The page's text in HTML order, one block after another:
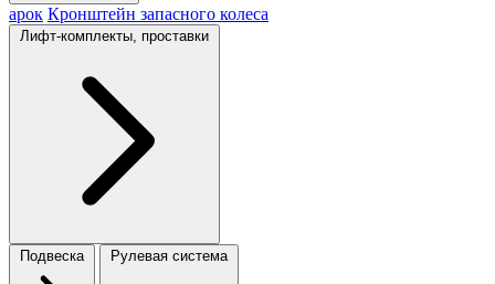
арок Кронштейн запасного колеса
Лифт-комплекты, проставки
Подвеска Рулевая система